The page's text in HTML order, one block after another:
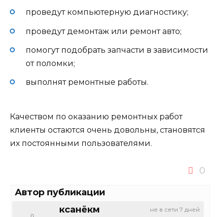
проведут компьютерную диагностику;
проведут демонтаж или ремонт авто;
помогут подобрать запчасти в зависимости
от поломки;
выполнят ремонтные работы.
Качеством по оказанию ремонтных работ
клиенты остаются очень довольны, становятся
их постоянными пользователями.
0
Автор публикации
не в сети 7 дней
ксанёкм